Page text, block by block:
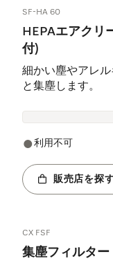
SF-HA 60
HEPAエアクリ
付)
細かい塵やアレ
と集塵します。
利用不可
販売店を探
CX FSF
集塵フィルター